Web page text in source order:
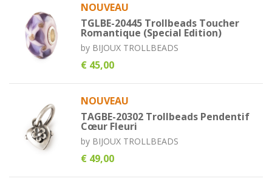
NOUVEAU
TGLBE-20445 Trollbeads Toucher
Romantique (Special Edition)
by BIJOUX TROLLBEADS
€ 45,00
NOUVEAU
TAGBE-20302 Trollbeads Pendentif
Cœur Fleuri
by BIJOUX TROLLBEADS
€ 49,00